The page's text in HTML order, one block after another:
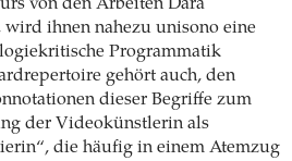
von den Arbeiten Dara
wird ihnen nahezu unisono eine
Programmatik
gehört auch, den
dieser Begriffe zum
der Videokünstlerin als
die häufig in einem Atemzug